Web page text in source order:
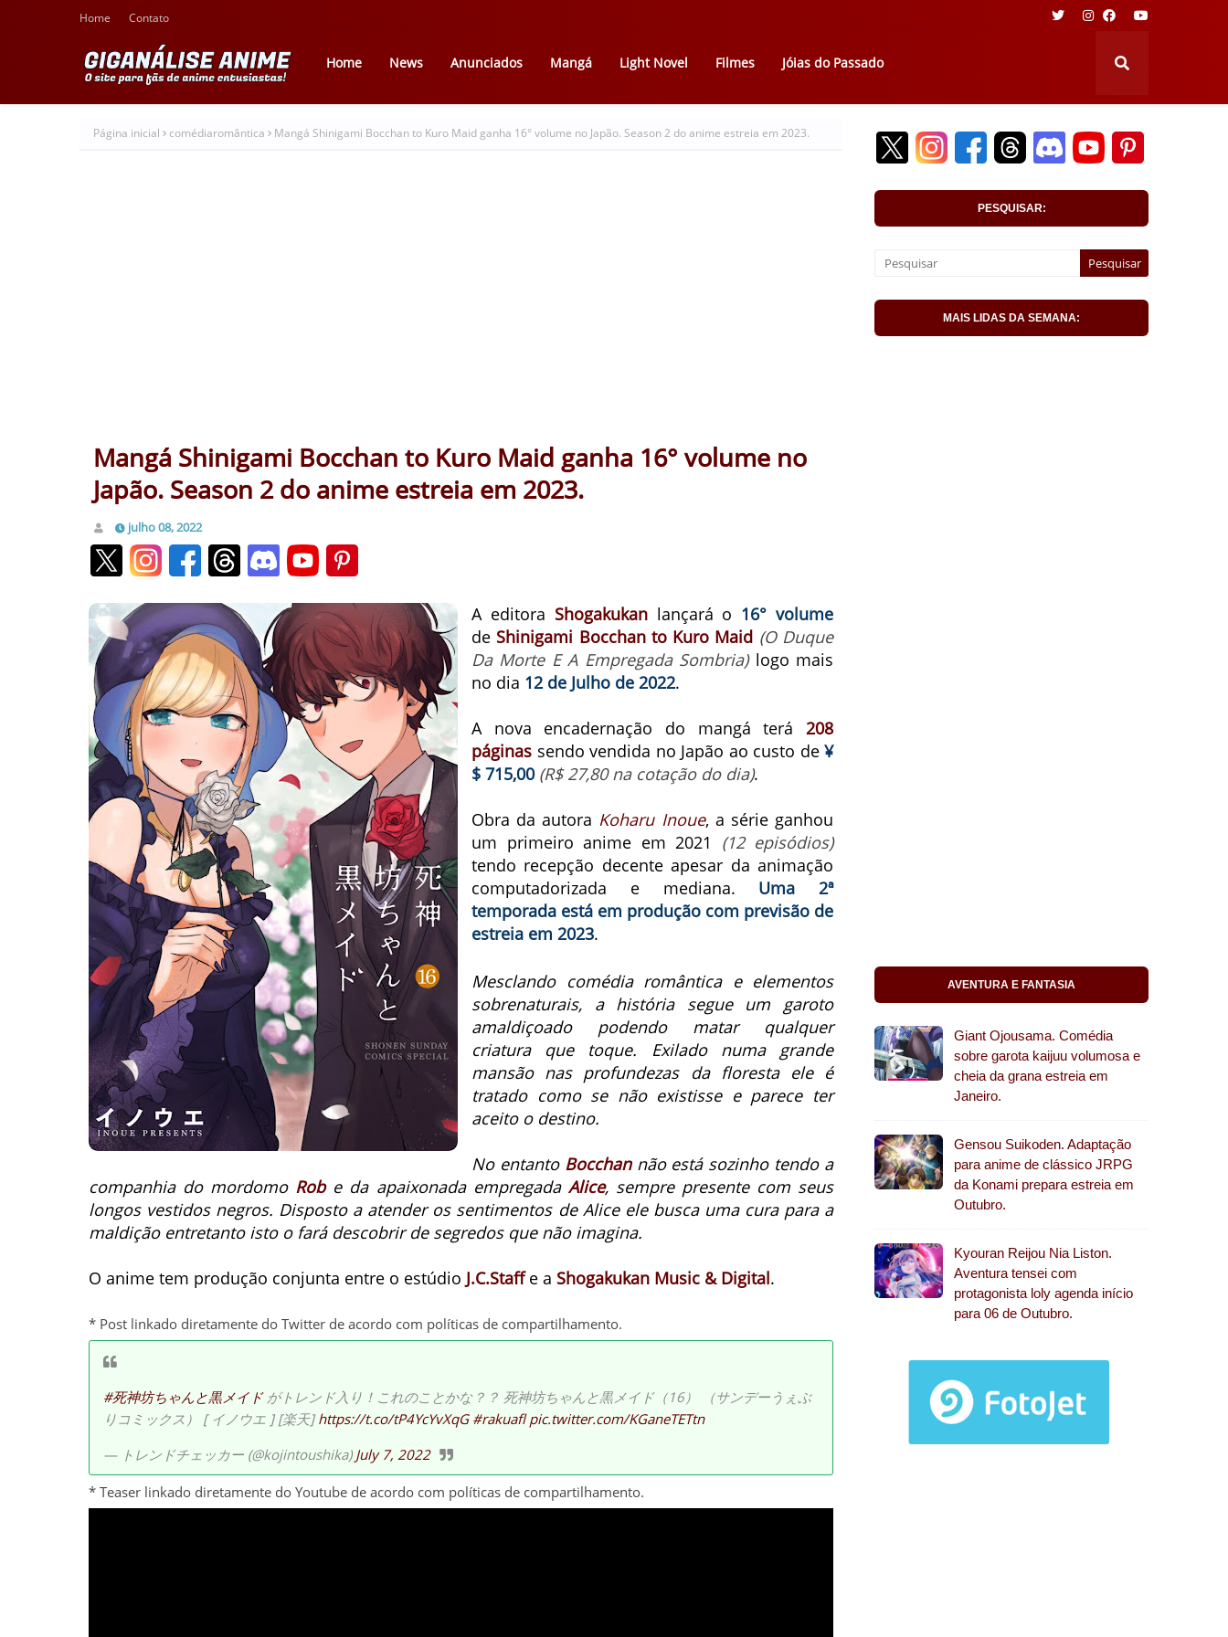
Home Contato
Home News Anunciados Mangá Light Novel Filmes Jóias do Passado
Página inicial comédiaromântica Mangá Shinigami Bocchan to Kuro Maid ganha 16° volume no Japão. Season 2 do anime estreia em 2023.
Mangá Shinigami Bocchan to Kuro Maid ganha 16° volume no
Japão. Season 2 do anime estreia em 2023.
julho 08, 2022
A editora Shogakukanlançará o 16° volume
de Shinigami Bocchan to Kuro Maid (O Duque
Da Morte E A Empregada Sombria)logo mais
no dia 12 de Julho de 2022.
A nova encadernação do mangá terá 208
páginas sendo vendida no Japão ao custo de ¥
$ 715,00 (R$ 27,80 na cotação do dia).
Obra da autora Koharu Inoue, a série ganhou
um primeiro anime em 2021 (12 episódios)
tendo recepção decente apesar da animação
computadorizada e mediana. Uma 2ª
temporada está em produção com previsão de
estreia em 2023.
Mesclando comédia romântica e elementos
sobrenaturais, a história segue um garoto
amaldiçoado podendo matar qualquer
criatura que toque. Exilado numa grande
mansão nas profundezas da floresta ele é
tratado como se não existisse e parece ter
aceito o destino.
No entanto Bocchannão está sozinho tendo a
companhia do mordomo Robe da apaixonada empregada Alice, sempre presente com seus
longos vestidos negros. Disposto a atender os sentimentos de Alice ele busca uma cura para a
maldição entretanto isto o fará descobrir de segredos que não imagina.
O anime tem produção conjunta entre o estúdio J.C.Staffe a Shogakukan Music & Digital.
* Post linkado diretamente do Twitter de acordo com políticas de compartilhamento.
#死神坊ちゃんと黒メイドがトレンド入り！これのことかな？？ 死神坊ちゃんと黒メイド（16） （サンデーうぇぶ
りコミックス） [ イノウエ ] [楽天]https://t.co/tP4YcYvXqG #rakuafl pic.twitter.com/KGaneTETtn
— トレンドチェッカー (@kojintoushika)July 7, 2022
* Teaser linkado diretamente do Youtube de acordo com políticas de compartilhamento.
PESQUISAR:
MAIS LIDAS DA SEMANA:
AVENTURA E FANTASIA
Giant Ojousama. Comédia
sobre garota kaijuu volumosa e
cheia da grana estreia em
Janeiro.
Gensou Suikoden. Adaptação
para anime de clássico JRPG
da Konami prepara estreia em
Outubro.
Kyouran Reijou Nia Liston.
Aventura tensei com
protagonista loly agenda início
para 06 de Outubro.